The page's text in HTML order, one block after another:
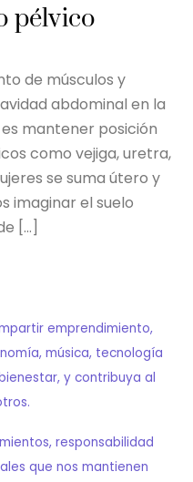
pélvico
de músculos y
abdominal en la
mantener posición
como vejiga, uretra,
se suma útero y
imaginar el suelo
[…]
emprendimiento,
música, tecnología
y contribuya al
responsabilidad
que nos mantienen